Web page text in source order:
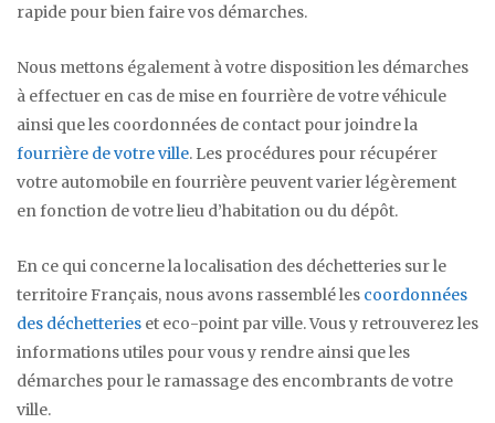
rapide pour bien faire vos démarches.
Nous mettons également à votre disposition les démarches
à effectuer en cas de mise en fourrière de votre véhicule
ainsi que les coordonnées de contact pour joindre la
fourrière de votre ville. Les procédures pour récupérer
votre automobile en fourrière peuvent varier légèrement
en fonction de votre lieu d’habitation ou du dépôt.
En ce qui concerne la localisation des déchetteries sur le
territoire Français, nous avons rassemblé les coordonnées
des déchetteries et eco-point par ville. Vous y retrouverez les
informations utiles pour vous y rendre ainsi que les
démarches pour le ramassage des encombrants de votre
ville.